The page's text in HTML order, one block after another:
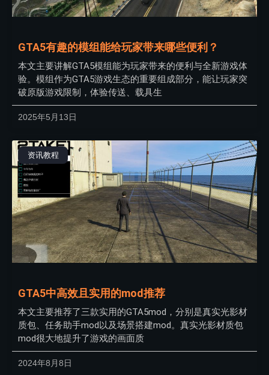
GTA5有趣的模组能给玩家带来哪些便利？
本文主要讲解GTA5模组能为玩家带来的便利与全新游戏体
验。模组作为GTA5游戏生态的重要组成部分，能让玩家突
破原版游戏限制，体验传送、载具生
2025年5月13日
资讯教程
GTA5中高效且实用的mod推荐
本文主要推荐了三款实用的GTA5mod，分别是真实光影材
质包、任务助手mod以及场景搭建mod。真实光影材质包
mod很大地提升了游戏的画面质
2024年8月8日